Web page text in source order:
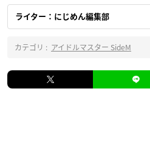
ライター：にじめん編集部
カテゴリ : アイドルマスター SideM